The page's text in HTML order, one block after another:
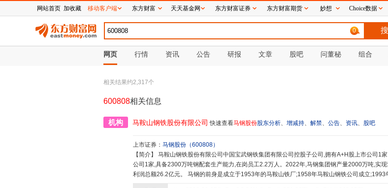
0
网页 行情 资讯 公告 研报 文章 股吧 问董秘 组合
相关结果约2,317个
600808相关信息
机构 马鞍山钢铁股份有限公司 快速查看马钢股份股东分析、 增减持、 解禁、 公告、 资讯、 股吧
上市证券： 马钢股份 （600808）
【简介】
公司1家,具备2300万吨钢配套生产能力,在岗员工2.2万人。2022年,马钢集团钢产量2000万吨,实
利润总额26.2亿元。 马钢的前身是成立于1953年的马鞍山铁厂;1958年马鞍山钢铁公司成立;1993年成功实施股份
网站首页 加收藏 移动客户端 东方财富 天天基金网 东方财富证券 东方财富期货 妙想 Choice数据